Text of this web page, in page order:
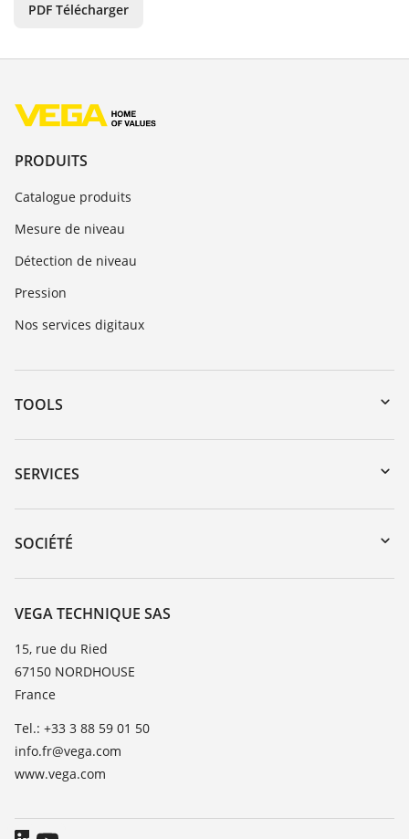
PDF Télécharger
PRODUITS
Catalogue produits
Mesure de niveau
Détection de niveau
Pression
Nos services digitaux
TOOLS
Téléchargements
Recherche par numéro de série
DTM Collection/PACTware
SERVICES
Retour d'appareil
Formations
TeamViewer
SOCIÉTÉ
Carrière
À propos de VEGA
Contact
News
Presse
Blog
VEGA TECHNIQUE SAS
15, rue du Ried
67150 NORDHOUSE
France
Tel.: +33 3 88 59 01 50
info.fr@vega.com
www.vega.com